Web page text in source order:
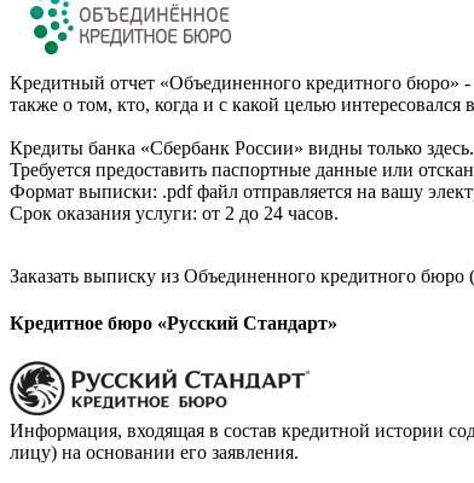
Кредитный отчет «Объединенного кредитного бюро»
также о том, кто, когда и с какой целью
Кредиты банка «Сбербанк России» видны только здесь.
Требуется предоставить паспортные данные или
Формат выписки: .pdf файл отправляется на вашу
Срок оказания услуги: от 2 до 24 часов.
Заказать выписку из Объединенного кредитного бюро
Кредитное бюро «Русский Стандарт»
Информация, входящая в состав кредитной истории
лицу) на основании его заявления.